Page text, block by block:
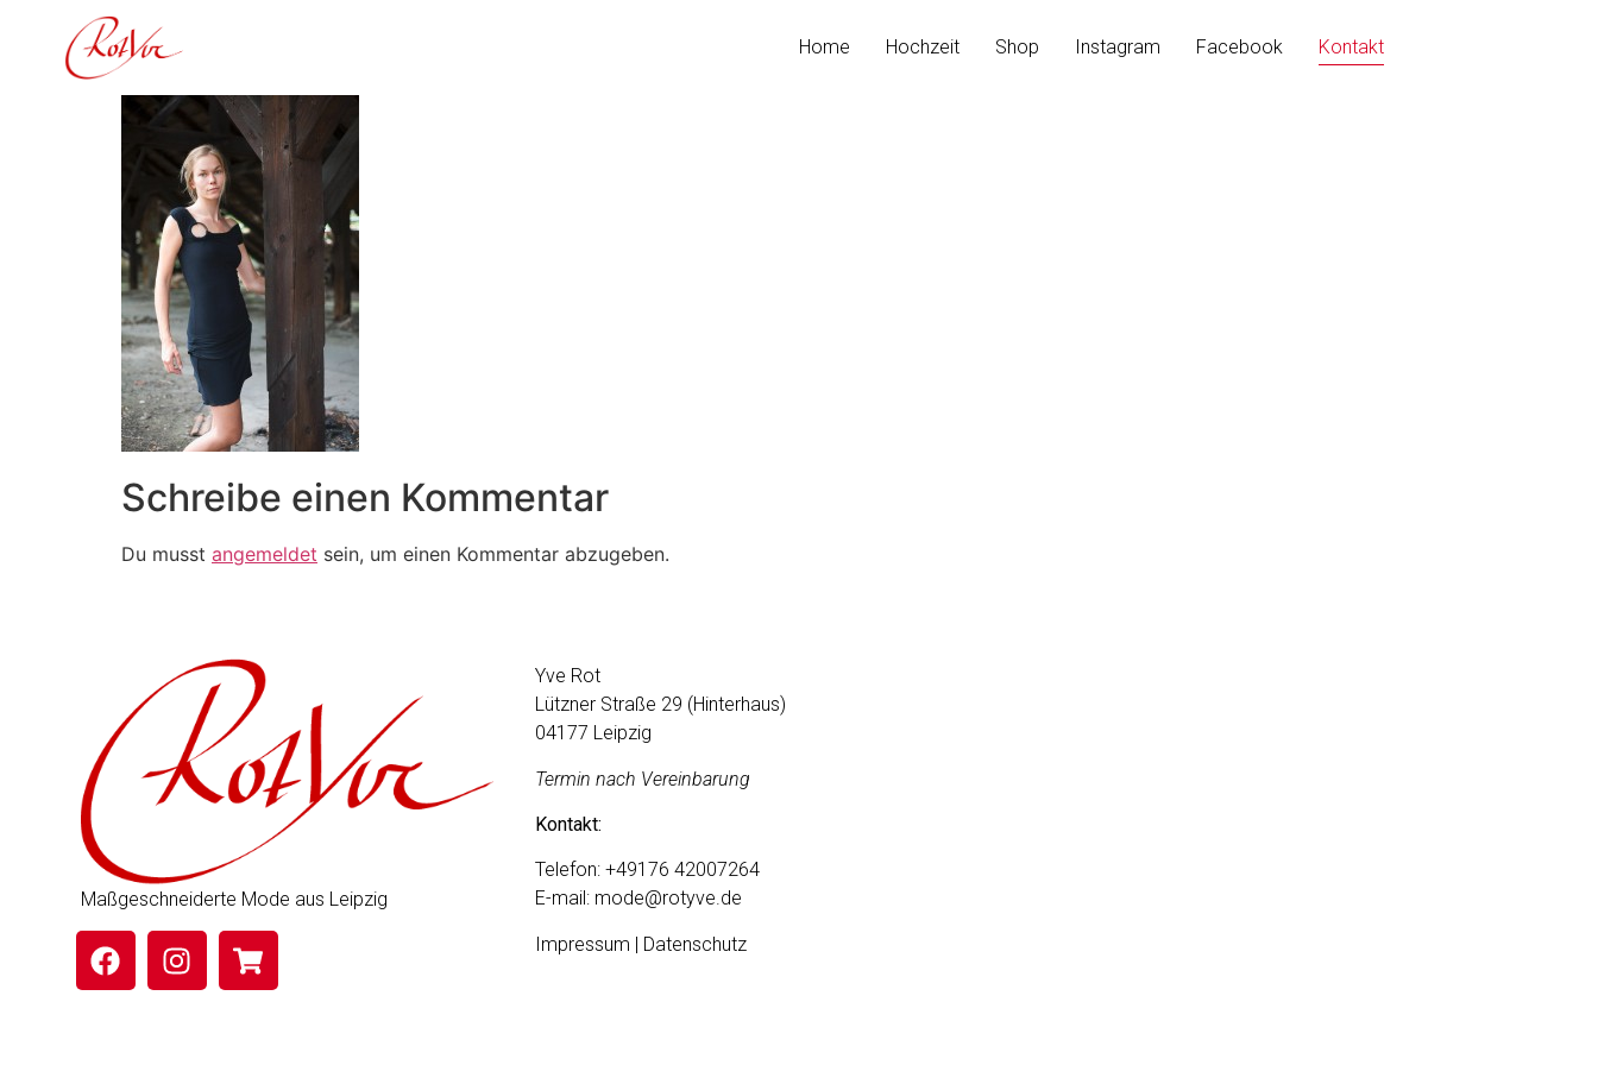
springen
Home Hochzeit Shop Instagram Facebook Kontakt
Schreibe einen Kommentar
Du musst angemeldet sein, um einen Kommentar abzugeben.
Maßgeschneiderte Mode aus Leipzig
Yve Rot
Lützner Straße 29 (Hinterhaus)
04177 Leipzig
Termin nach Vereinbarung
Kontakt:
Telefon: +49176 42007264
E-mail: mode@rotyve.de
Impressum | Datenschutz